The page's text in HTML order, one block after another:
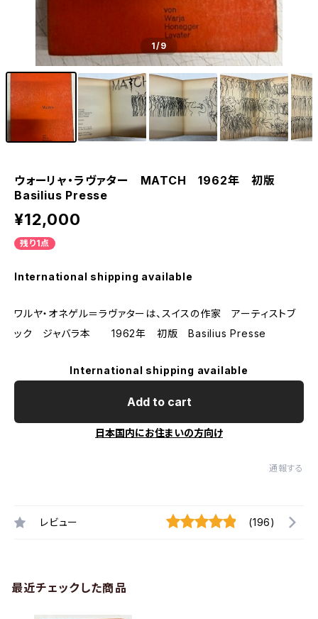
1/9
ウォーリャ・ラヴァター MATCH 1962年 初版
Basilius Presse
¥12,000
残り1点
International shipping available
ワルヤ・オネゲル＝ラヴァターは、スイスの作家 アーティストブ
ック ジャバラ本 1962年 初版 Basilius Presse
International shipping available
Add to cart
日本国内にお住まいの方向け
通報する
レビュー (196)
最近チェックした商品